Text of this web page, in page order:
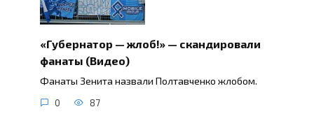
«Губернатор — жлоб!» — скандировали
фанаты (Видео)
Фанаты Зенита назвали Полтавченко жлобом.
0 87